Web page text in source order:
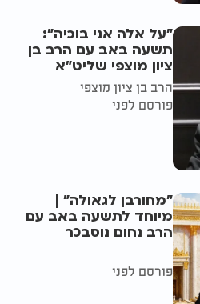
"על אלה אני בוכיה":
תשעה באב עם הרב בן
ציון מוצפי שליט"א
הרב בן ציון מוצפי
פורסם לפני
"מחורבן לגאולה" |
מיוחד לתשעה באב עם
הרב נחום נוסבכר
פורסם לפני